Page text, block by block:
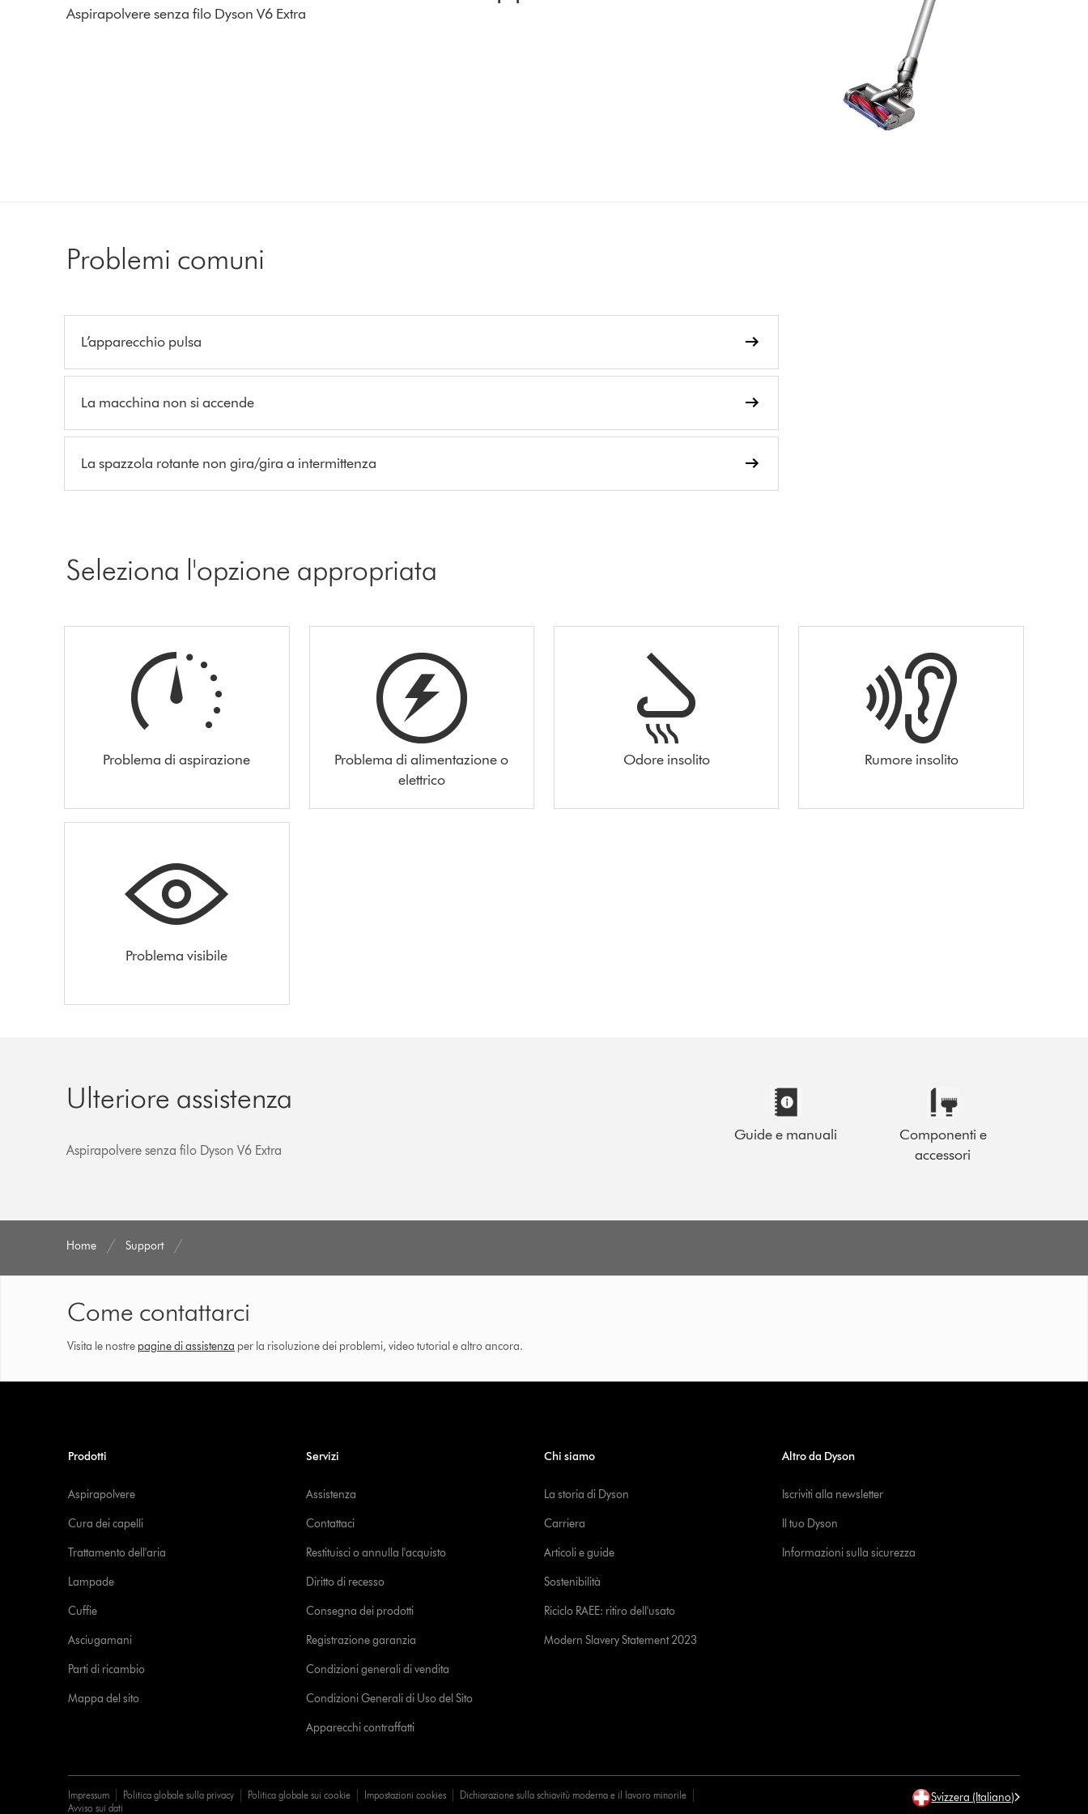
Aspirapolvere senza filo Dyson V6 Extra
Problemi comuni
L’apparecchio pulsa
La macchina non si accende
La spazzola rotante non gira/gira a intermittenza
Seleziona l'opzione appropriata
Problema di aspirazione
Problema di alimentazione o
elettrico
Odore insolito Rumore insolito
Problema visibile
Ulteriore assistenza
Aspirapolvere senza filo Dyson V6 Extra
Guide e manuali
Componenti e
accessori
Home Support
Come contattarci
Visita le nostre pagine di assistenza per la risoluzione dei problemi, video tutorial e altro ancora.
Prodotti
Aspirapolvere
Cura dei capelli
Trattamento dell'aria
Lampade
Cuffie
Asciugamani
Parti di ricambio
Mappa del sito
Servizi
Assistenza
Contattaci
Restituisci o annulla l'acquisto
Diritto di recesso
Consegna dei prodotti
Registrazione garanzia
Condizioni generali di vendita
Condizioni Generali di Uso del Sito
Apparecchi contraffatti
Chi siamo
La storia di Dyson
Carriera
Articoli e guide
Sostenibilità
Riciclo RAEE: ritiro dell'usato
Modern Slavery Statement 2023
Altro da Dyson
Iscriviti alla newsletter
Il tuo Dyson
Informazioni sulla sicurezza
Impressum Politica globale sulla privacy Politica globale sui cookie Impostazioni cookies
Dichiarazione sulla schiavitù moderna e il lavoro minorile
Avviso sui dati
Svizzera (Italiano)